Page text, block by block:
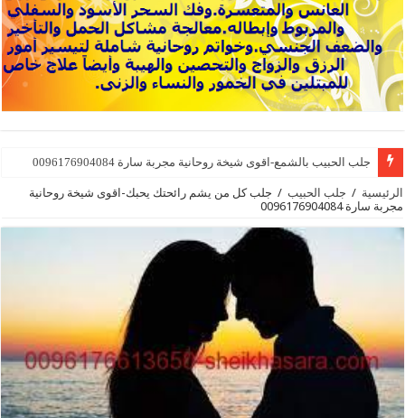
جلب الحبيب بالشمع-اقوى شيخة روحانية مجربة سارة 0096176904084
الرئيسية / جلب الحبيب / جلب كل من يشم رائحتك يحبك-اقوى شيخة روحانية
مجربة سارة 0096176904084